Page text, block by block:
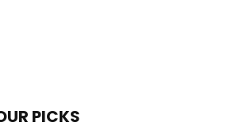
PICKS